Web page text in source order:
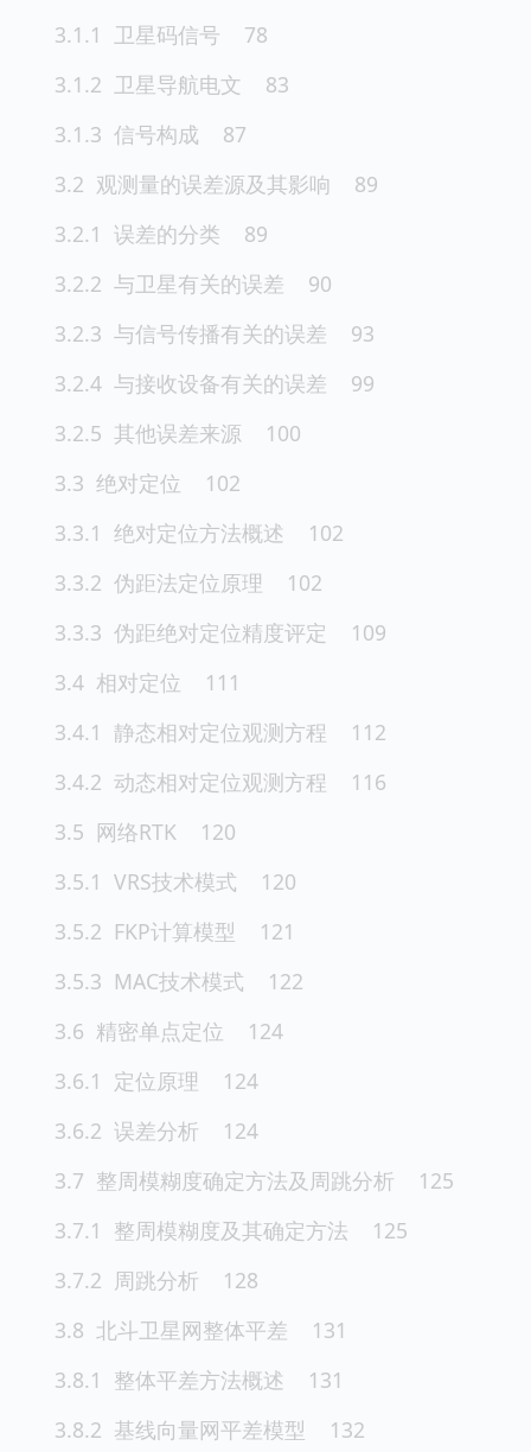
3.1.1 卫星码信号 78
3.1.2 卫星导航电文 83
3.1.3 信号构成 87
3.2 观测量的误差源及其影响 89
3.2.1 误差的分类 89
3.2.2 与卫星有关的误差 90
3.2.3 与信号传播有关的误差 93
3.2.4 与接收设备有关的误差 99
3.2.5 其他误差来源 100
3.3 绝对定位 102
3.3.1 绝对定位方法概述 102
3.3.2 伪距法定位原理 102
3.3.3 伪距绝对定位精度评定 109
3.4 相对定位 111
3.4.1 静态相对定位观测方程 112
3.4.2 动态相对定位观测方程 116
3.5 网络RTK 120
3.5.1 VRS技术模式 120
3.5.2 FKP计算模型 121
3.5.3 MAC技术模式 122
3.6 精密单点定位 124
3.6.1 定位原理 124
3.6.2 误差分析 124
3.7 整周模糊度确定方法及周跳分析 125
3.7.1 整周模糊度及其确定方法 125
3.7.2 周跳分析 128
3.8 北斗卫星网整体平差 131
3.8.1 整体平差方法概述 131
3.8.2 基线向量网平差模型 132